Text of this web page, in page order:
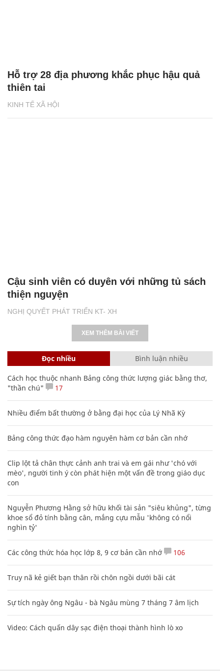
KINH TẾ XÃ HỘI
Hỗ trợ 28 địa phương khắc phục hậu quả
thiên tai
NGHỊ QUYẾT PHÁT TRIỂN KT- XH
Cậu sinh viên có duyên với những tủ sách
thiện nguyện
XEM THÊM BÀI VIẾT
Đọc nhiều Bình luận nhiều
Cách học thuộc nhanh Bảng công thức lượng giác bằng thơ,
"thần chú"
17
Nhiều điểm bất thường ở bằng đại học của Lý Nhã Kỳ
Bảng công thức đạo hàm nguyên hàm cơ bản cần nhớ
Clip lột tả chân thực cảnh anh trai và em gái như 'chó với
mèo', người tinh ý còn phát hiện một vấn đề trong giáo dục
con
Nguyễn Phương Hằng sở hữu khối tài sản "siêu khủng", từng
khoe sổ đỏ tính bằng cân, mắng cựu mẫu 'không có nổi
nghìn tỷ'
Các công thức hóa học lớp 8, 9 cơ bản cần nhớ 106
Truy nã kẻ giết bạn thân rồi chôn ngồi dưới bãi cát
Sự tích ngày ông Ngâu - bà Ngâu mùng 7 tháng 7 âm lịch
Video: Cách quấn dây sạc điện thoại thành hình lò xo